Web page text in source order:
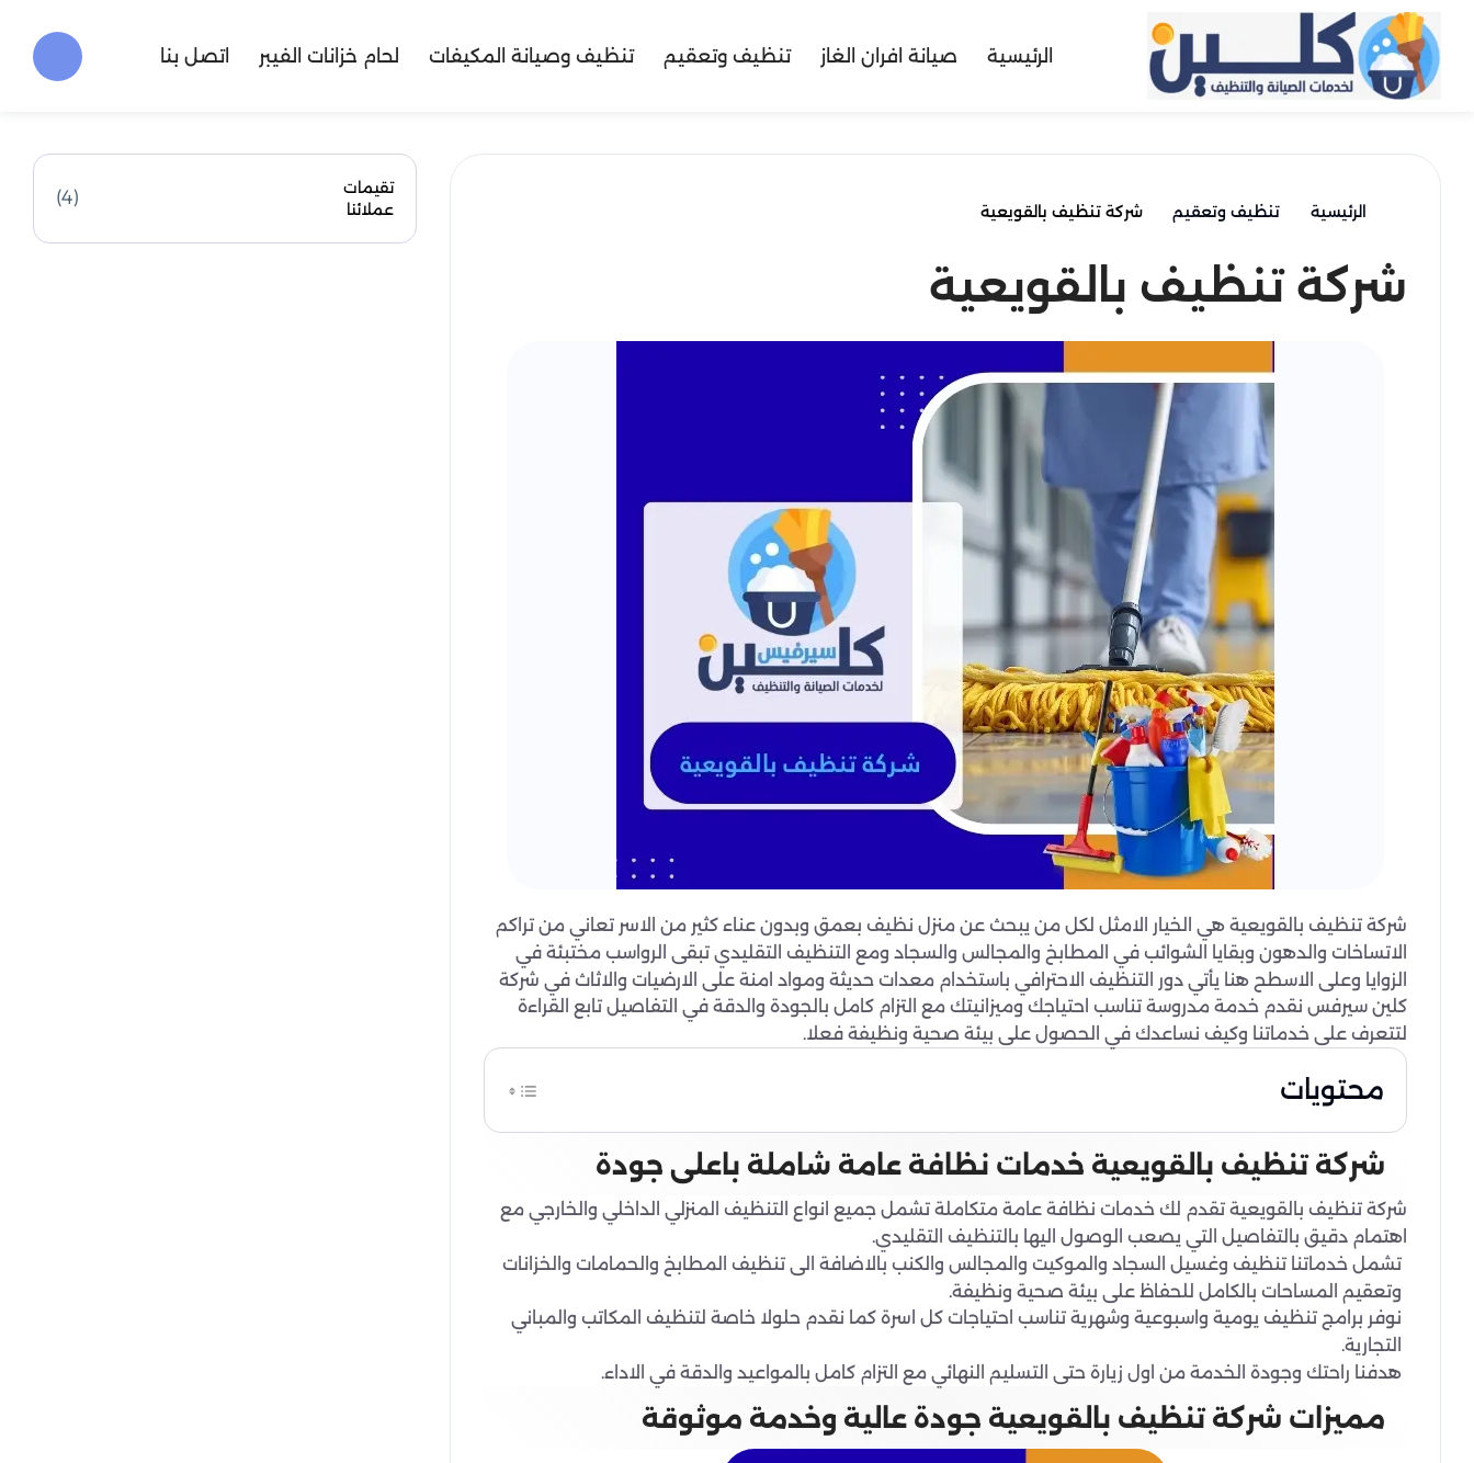
الرئيسية صيانة افران الغاز تنظيف وتعقيم تنظيف وصيانة المكيفات لحام خزانات الفيبر اتصل بنا
الرئيسية تنظيف وتعقيم شركة تنظيف بالقويعية
شركة تنظيف بالقويعية
شركة تنظيف بالقويعية هي الخيار الامثل لكل من يبحث عن منزل نظيف بعمق وبدون عناء كثير من الاسر تعاني من تراكم
الاتساخات والدهون وبقايا الشوائب في المطابخ والمجالس والسجاد ومع التنظيف التقليدي تبقى الرواسب مختبئة في
الزوايا وعلى الاسطح هنا يأتي دور التنظيف الاحترافي باستخدام معدات حديثة ومواد امنة على الارضيات والاثاث في شركة
كلين سيرفس نقدم خدمة مدروسة تناسب احتياجك وميزانيتك مع التزام كامل بالجودة والدقة في التفاصيل تابع القراءة
لتتعرف على خدماتنا وكيف نساعدك في الحصول على بيئة صحية ونظيفة فعلا.
محتويات
شركة تنظيف بالقويعية خدمات نظافة عامة شاملة باعلى جودة
شركة تنظيف بالقويعية تقدم لك خدمات نظافة عامة متكاملة تشمل جميع انواع التنظيف المنزلي الداخلي والخارجي مع
اهتمام دقيق بالتفاصيل التي يصعب الوصول اليها بالتنظيف التقليدي.
تشمل خدماتنا تنظيف وغسيل السجاد والموكيت والمجالس والكنب بالاضافة الى تنظيف المطابخ والحمامات والخزانات
وتعقيم المساحات بالكامل للحفاظ على بيئة صحية ونظيفة.
نوفر برامج تنظيف يومية واسبوعية وشهرية تناسب احتياجات كل اسرة كما نقدم حلولا خاصة لتنظيف المكاتب والمباني
التجارية.
هدفنا راحتك وجودة الخدمة من اول زيارة حتى التسليم النهائي مع التزام كامل بالمواعيد والدقة في الاداء.
مميزات شركة تنظيف بالقويعية جودة عالية وخدمة موثوقة
تقيمات
عملائنا
(4)